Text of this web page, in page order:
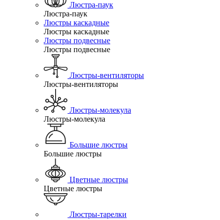
Люстра-паук
Люстра-паук
Люстры каскадные
Люстры каскадные
Люстры подвесные
Люстры подвесные
Люстры-вентиляторы
Люстры-вентиляторы
Люстры-молекула
Люстры-молекула
Большие люстры
Большие люстры
Цветные люстры
Цветные люстры
Люстры-тарелки